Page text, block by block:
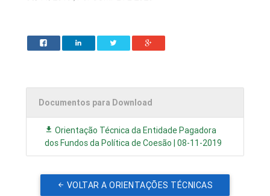
Documentos para Download
Orientação Técnica da Entidade Pagadora
dos Fundos da Política de Coesão | 08-11-2019
VOLTAR A ORIENTAÇÕES TÉCNICAS